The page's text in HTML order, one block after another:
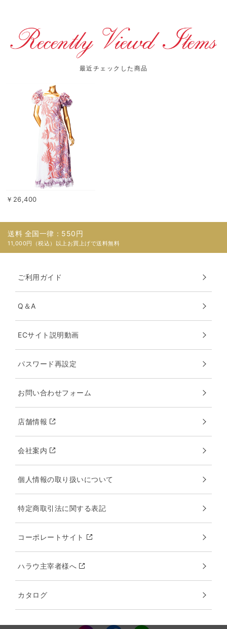
最近チェックした商品
￥26,400
送料 全国一律：550円
11,000円（税込）以上お買上げで送料無料
ご利用ガイド
Q＆A
ECサイト説明動画
パスワード再設定
お問い合わせフォーム
店舗情報
会社案内
個人情報の取り扱いについて
特定商取引法に関する表記
コーポレートサイト
ハラウ主宰者様へ
カタログ